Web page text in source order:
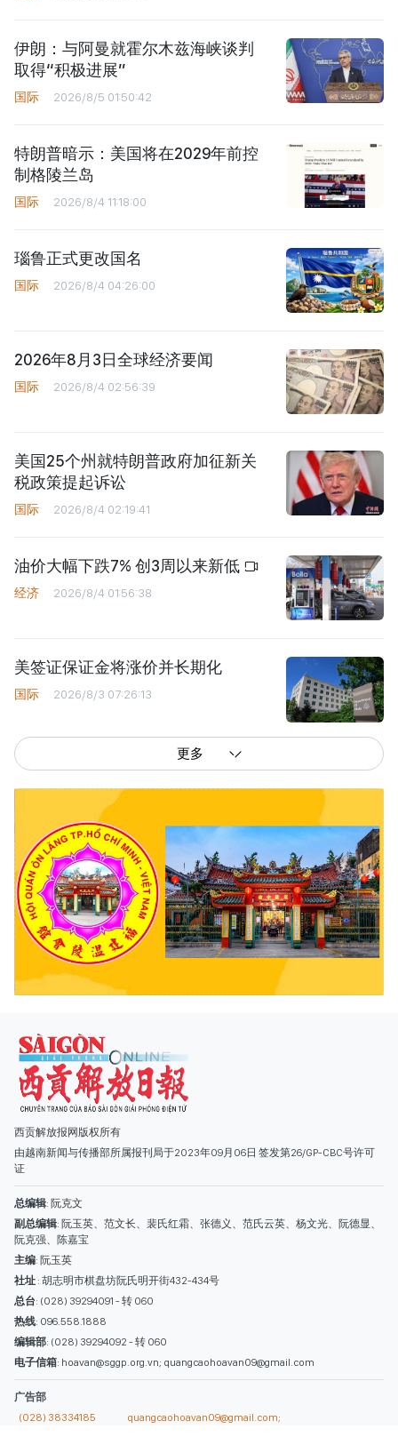
伊朗：与阿曼就霍尔木兹海峡谈判
取得“积极进展”
国际 2026/8/5 01:50:42
特朗普暗示：美国将在2029年前控
制格陵兰岛
国际 2026/8/4 11:18:00
瑙鲁正式更改国名
国际 2026/8/4 04:26:00
2026年8月3日全球经济要闻
国际 2026/8/4 02:56:39
美国25个州就特朗普政府加征新关
税政策提起诉讼
国际 2026/8/4 02:19:41
油价大幅下跌7% 创3周以来新低
经济 2026/8/4 01:56:38
美签证保证金将涨价并长期化
国际 2026/8/3 07:26:13
更多
西贡解放报网版权所有
由越南新闻与传播部所属报刊局于2023年09月06日 签发第26/GP-CBC号许可
证
副总编辑: 阮玉英、范文长、裴氏红霜、张德义、范氏云英、杨文光、阮德显、
阮克强、陈嘉宝
主编: 阮玉英
社址: 胡志明市棋盘坊阮氏明开街432-434号
总台: (028) 39294091 - 转 060
热线: 096.558.1888
编辑部: (028) 39294092 - 转 060
电子信箱
广告部
(028) 38334185
quangcaohoavan09@gmail.com;
类别